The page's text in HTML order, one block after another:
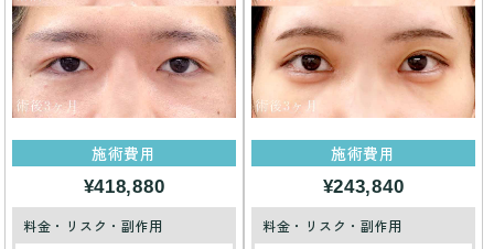
施術費用
¥418,880
料金・リスク・副作用
施術費用
¥243,840
料金・リスク・副作用